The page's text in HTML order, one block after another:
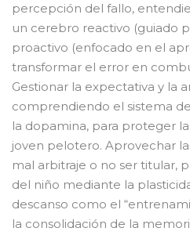
percepción del fallo,
un cerebro reactivo (guiado
proactivo (enfocado en el
transformar el error en
Gestionar la expectativa y la
comprendiendo el sistema
la dopamina, para proteger
joven pelotero. Aprovechar
mal arbitraje o no ser titular,
del niño mediante la
descanso como el
la consolidación de la